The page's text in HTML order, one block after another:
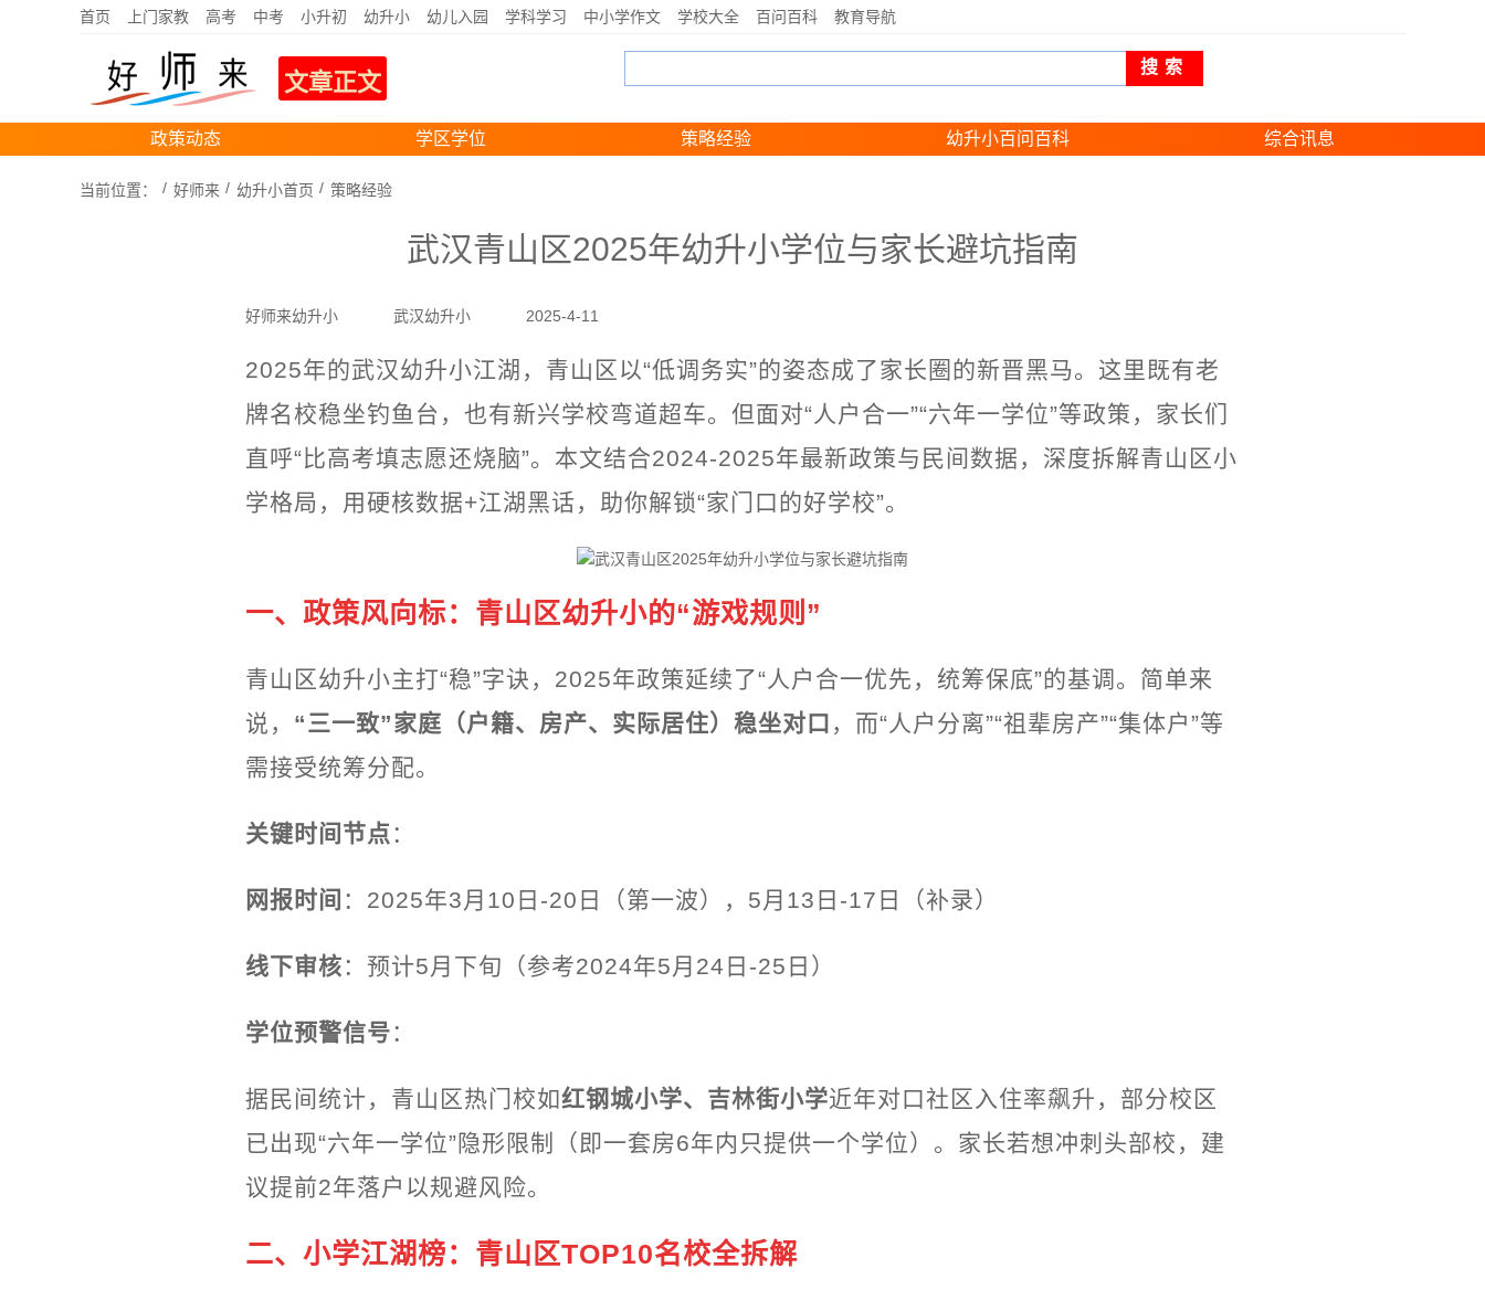
首页 上门家教 高考 中考 小升初 幼升小 幼儿入园 学科学习 中小学作文 学校大全 百问百科 教育导航
文章正文
搜索
政策动态 学区学位 策略经验 幼升小百问百科 综合讯息
当前位置： 好师来 幼升小首页 策略经验
武汉青山区2025年幼升小学位与家长避坑指南
好师来幼升小 武汉幼升小 2025-4-11
2025年的武汉幼升小江湖，青山区以“低调务实”的姿态成了家长圈的新晋黑马。这里既有老
牌名校稳坐钓鱼台，也有新兴学校弯道超车。但面对“人户合一”“六年一学位”等政策，家长们
直呼“比高考填志愿还烧脑”。本文结合2024-2025年最新政策与民间数据，深度拆解青山区小
学格局，用硬核数据+江湖黑话，助你解锁“家门口的好学校”。
一、政策风向标：青山区幼升小的“游戏规则”
青山区幼升小主打“稳”字诀，2025年政策延续了“人户合一优先，统筹保底”的基调。简单来
说， “三一致”家庭（户籍、房产、实际居住）稳坐对口 ，而“人户分离”“祖辈房产”“集体户”等
需接受统筹分配。
关键时间节点 ：
网报时间 ：2025年3月10日-20日（第一波），5月13日-17日（补录）
线下审核：预计5月下旬（参考2024年5月24日-25日）
学位预警信号：
据民间统计，青山区热门校如红钢城小学、吉林街小学近年对口社区入住率飙升，部分校区
已出现“六年一学位”隐形限制（即一套房6年内只提供一个学位）。家长若想冲刺头部校，建
议提前2年落户以规避风险。
二、小学江湖榜：青山区TOP10名校全拆解